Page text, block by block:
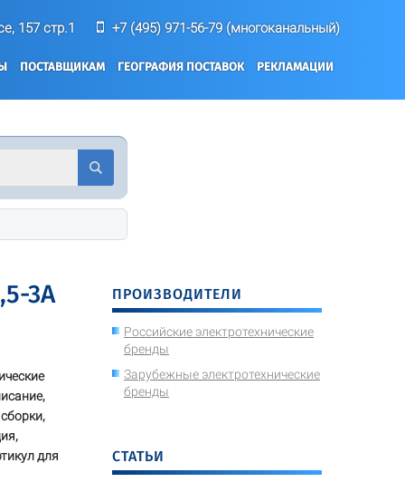
157 стр.1 +7 (495) 971-56-79 (многоканальный)
ПОСТАВЩИКАМ ГЕОГРАФИЯ ПОСТАВОК РЕКЛАМАЦИИ
3А
для
ПРОИЗВОДИТЕЛИ
Российские электротехнические
бренды
Зарубежные электротехнические
бренды
СТАТЬИ